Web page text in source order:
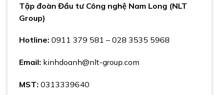
Tập đoàn Đầu tư Công nghệ Nam Long (NLT
Group)
Hotline: 0911 379 581 – 028 3535 5968
Email: kinhdoanh@nlt-group.com
MST: 0313339640